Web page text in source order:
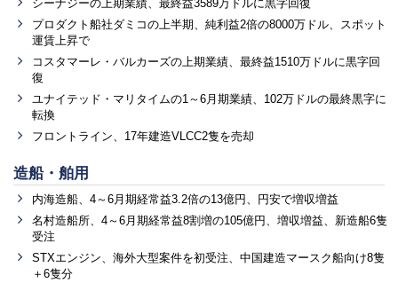
シーナジーの上期業績、最終益3589万ドルに黒字回復
プロダクト船社ダミコの上半期、純利益2倍の8000万ドル、スポット
運賃上昇で
コスタマーレ・バルカーズの上期業績、最終益1510万ドルに黒字回
復
ユナイテッド・マリタイムの1～6月期業績、102万ドルの最終黒字に
転換
フロントライン、17年建造VLCC2隻を売却
造船・舶用
内海造船、4～6月期経常益3.2倍の13億円、円安で増収増益
名村造船所、4～6月期経常益8割増の105億円、増収増益、新造船6隻
受注
STXエンジン、海外大型案件を初受注、中国建造マースク船向け8隻
＋6隻分